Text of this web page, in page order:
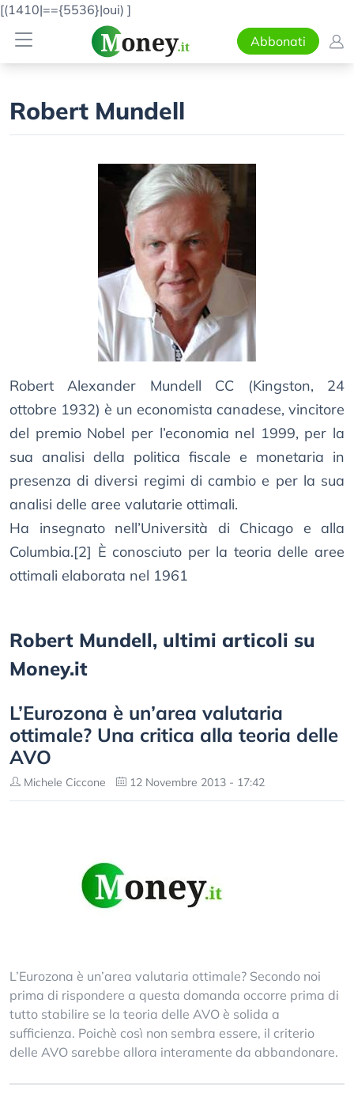
[(1410|=={5536}|oui) ]
Abbonati
Robert Mundell
Robert Alexander Mundell CC (Kingston, 24
ottobre 1932) è un economista canadese, vincitore
del premio Nobel per l’economia nel 1999, per la
sua analisi della politica fiscale e monetaria in
presenza di diversi regimi di cambio e per la sua
analisi delle aree valutarie ottimali.
Ha insegnato nell’Università di Chicago e alla
Columbia.[2] È conosciuto per la teoria delle aree
ottimali elaborata nel 1961
Robert Mundell, ultimi articoli su
Money.it
L’Eurozona è un’area valutaria
ottimale? Una critica alla teoria delle
AVO
Michele Ciccone 12 Novembre 2013 - 17:42
L’Eurozona è un’area valutaria ottimale? Secondo noi
prima di rispondere a questa domanda occorre prima di
tutto stabilire se la teoria delle AVO è solida a
sufficienza. Poichè così non sembra essere, il criterio
delle AVO sarebbe allora interamente da abbandonare.